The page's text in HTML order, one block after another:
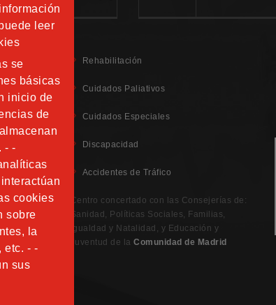
leer
se
básicas
inicio de
de
- -
cookies
sobre
la
etc. - -
sus
Datos
Rehabilitación
Cuidados Paliativos
Cuidados Especiales
Discapacidad
Accidentes de Tráfico
Centro concertado con las Consejerías de:
Sanidad, Políticas Sociales, Familias,
Igualdad y Natalidad, y Educación y
Juventud de la Comunidad de Madrid